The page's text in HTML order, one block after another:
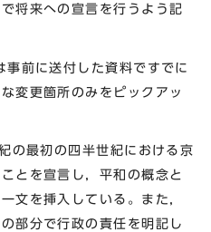
将来への宣言を行うよう記
前に送付した資料ですでに
変更箇所のみをピックアッ
最初の四半世紀における京
とを宣言し，平和の概念と
文を挿入している。また，
部分で行政の責任を明記し